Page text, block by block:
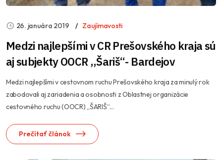
26. januára 2019 Zaujímavosti
Medzi najlepšími v CR Prešovského kraja sú
aj subjekty OOCR ,,Šariš“- Bardejov
Medzi najlepšími v cestovnom ruchu Prešovského kraja za minulý rok
zabodovali aj zariadenia a osobnosti z Oblastnej organizácie
cestovného ruchu (OOCR) „ŠARIŠ“...
Prečítať článok